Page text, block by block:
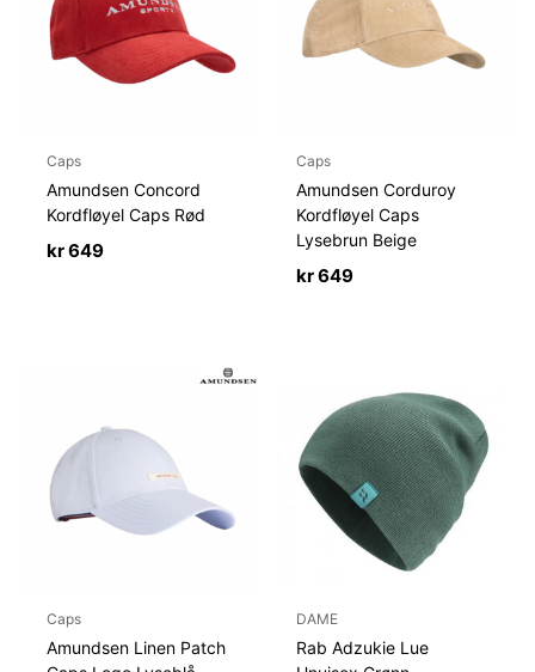
Caps
Amundsen Concord
Kordfløyel Caps Rød
kr649
Caps
Amundsen Corduroy
Kordfløyel Caps
Lysebrun Beige
kr649
Caps
Amundsen Linen Patch
DAME
Rab Adzukie Lue